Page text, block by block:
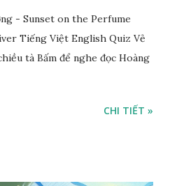
- Sunset on the Perfume
Tiếng Việt English Quiz Vẻ
tà Bấm để nghe đọc Hoàng
CHI TIẾT »